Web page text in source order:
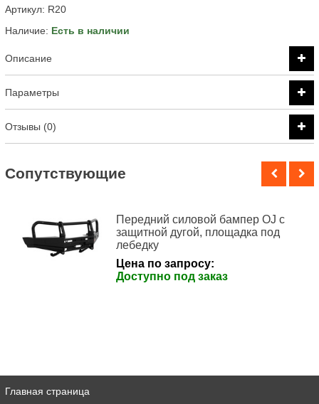
Артикул: R20
Наличие: Есть в наличии
Описание
Параметры
Отзывы (0)
Cопутствующие
Передний силовой бампер OJ с
защитной дугой, площадка под
лебедку
Цена по запросу:
Доступно под заказ
Главная страница